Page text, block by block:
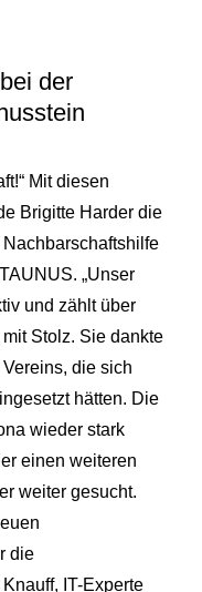
der
Mit diesen
Brigitte Harder die
„Unser
und zählt über
Stolz. Sie dankte
die sich
hätten. Die
wieder stark
einen weiteren
weiter gesucht.
die
IT-Experte